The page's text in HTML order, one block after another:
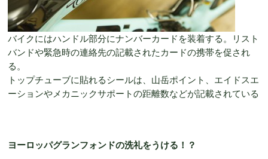
バイクにはハンドル部分にナンバーカードを装着する。リスト
バンドや緊急時の連絡先の記載されたカードの携帯を促され
る。
トップチューブに貼れるシールは、山岳ポイント、エイドスエ
ーションやメカニックサポートの距離数などが記載されている
ヨーロッパグランフォンドの洗礼をうける！？